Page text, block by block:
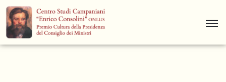
Centro